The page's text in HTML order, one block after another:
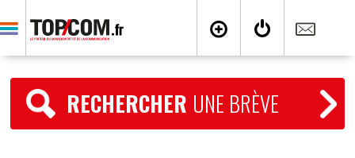
RECHERCHER UNE BRÈVE